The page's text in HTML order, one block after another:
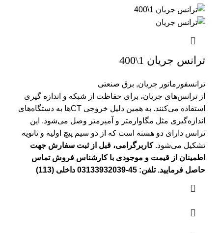
ترانس جریان 1\400
ترانسفورماتور جریان, برق صنعتی
از ترانس‌های جریان، برای حفاظت از شبکه و اندازه ‌گیری
استفاده می‌کنند. به همین دلیل خروجی CTها به دستگاه‌های
اندازه‌گیری مثل مگاوارمتر و آمپرمتر وصل می‌شود. این
ترانس دارای دو هسته است که از دو سیم پیچ اولیه و ثانویه
تشکیل می‌شود.کاربرگرامی، قبل از ثبت سفارش جهت
اطمینان از قیمت و موجودی با کارشناس فروش تماس
حاصل فرمایید. تلفن: 45-03133932039 داخلی (113)